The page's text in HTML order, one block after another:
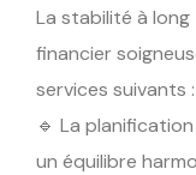
La stabilité à
financier
services suivants :
🔹 La
un équilibre